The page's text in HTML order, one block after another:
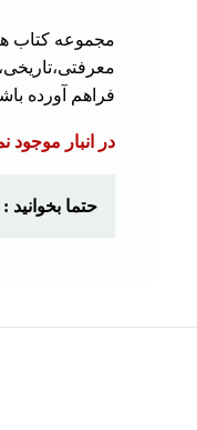
مجموعه کتاب
فراهم آورده
در انبار موجود
حتما بخوانید :